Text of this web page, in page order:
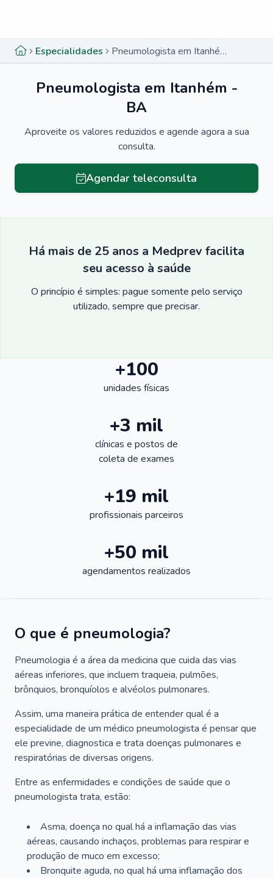
Especialidades Pneumologista em Itanhém - BA
Pneumologista em Itanhém -
BA
Aproveite os valores reduzidos e agende agora a sua
consulta.
Agendar teleconsulta
Há mais de 25 anos a Medprev facilita
seu acesso à saúde
O princípio é simples: pague somente pelo serviço
utilizado, sempre que precisar.
+100
unidades físicas
+3 mil
clínicas e postos de
coleta de exames
+19 mil
profissionais parceiros
+50 mil
agendamentos realizados
O que é pneumologia?
Pneumologia é a área da medicina que cuida das vias
aéreas inferiores, que incluem traqueia, pulmões,
brônquios, bronquíolos e alvéolos pulmonares.
Assim, uma maneira prática de entender qual é a
especialidade de um médico pneumologista é pensar que
ele previne, diagnostica e trata doenças pulmonares e
respiratórias de diversas origens.
Entre as enfermidades e condições de saúde que o
pneumologista trata, estão:
Asma, doença no qual há a inflamação das vias
aéreas, causando inchaços, problemas para respirar e
produção de muco em excesso;
Bronquite aguda, no qual há uma inflamação dos